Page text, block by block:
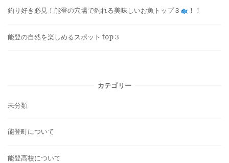
釣り好き必見！能登の穴場で釣れる美味しいお魚トップ３ ！！
能登の自然を楽しめるスポット top３
カテゴリー
未分類
能登町について
能登高校について